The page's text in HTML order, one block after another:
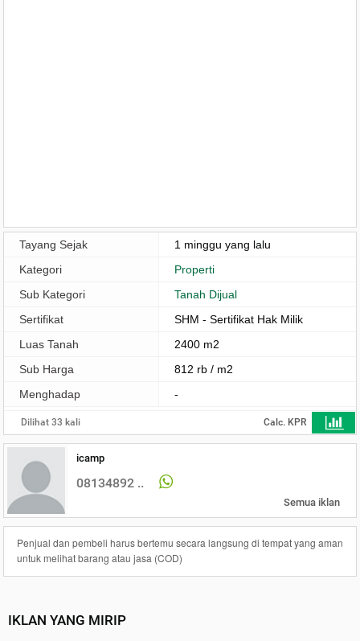
Tayang Sejak
1 minggu yang lalu
Kategori
Properti
Sub Kategori
Tanah Dijual
Sertifikat
SHM - Sertifikat Hak Milik
Luas Tanah
2400 m2
Sub Harga
812 rb / m2
Menghadap
-
Dilihat 33 kali Calc. KPR
icamp
08134892 ..
Semua iklan
Penjual dan pembeli harus bertemu secara langsung di tempat yang aman
untuk melihat barang atau jasa (COD)
IKLAN YANG MIRIP